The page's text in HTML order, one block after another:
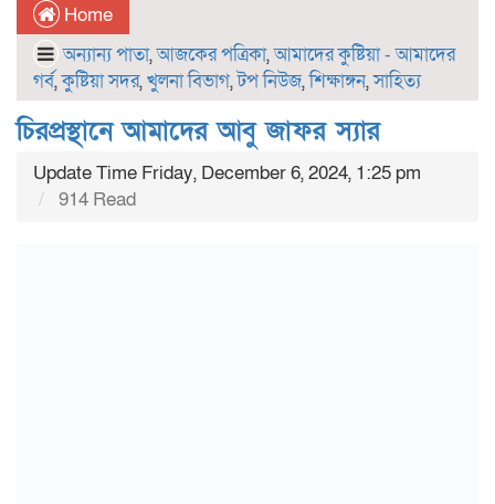
Home
অন্যান্য পাতা,আজকের পত্রিকা,আমাদের কুষ্টিয়া - আমাদের
গর্ব,কুষ্টিয়া সদর,খুলনা বিভাগ,টপ নিউজ,শিক্ষাঙ্গন,সাহিত্য
চিরপ্রস্থানে আমাদের আবু জাফর স্যার
Update Time Friday, December 6, 2024, 1:25 pm
914 Read